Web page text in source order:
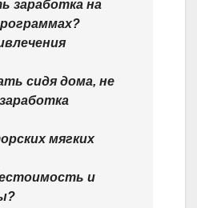
заработка на
сидя дома, не
мягких
и